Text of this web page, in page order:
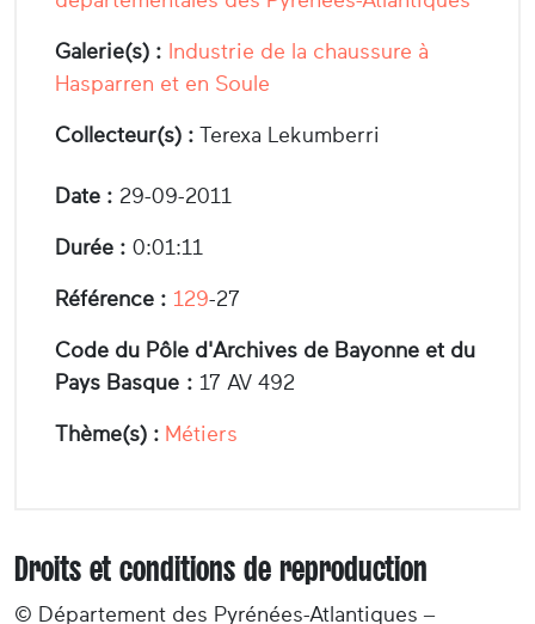
Galerie(s) : Industrie de la chaussure à
Hasparren et en Soule
Collecteur(s) : Terexa Lekumberri
Date : 29-09-2011
Durée : 0:01:11
Référence : 129-27
Code du Pôle d'Archives de Bayonne et du
Pays Basque : 17 AV 492
Thème(s) : Métiers
Droits et conditions de reproduction
© Département des Pyrénées-Atlantiques –